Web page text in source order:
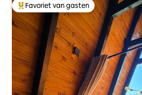
Topfavoriet van gasten
Favoriet van gasten